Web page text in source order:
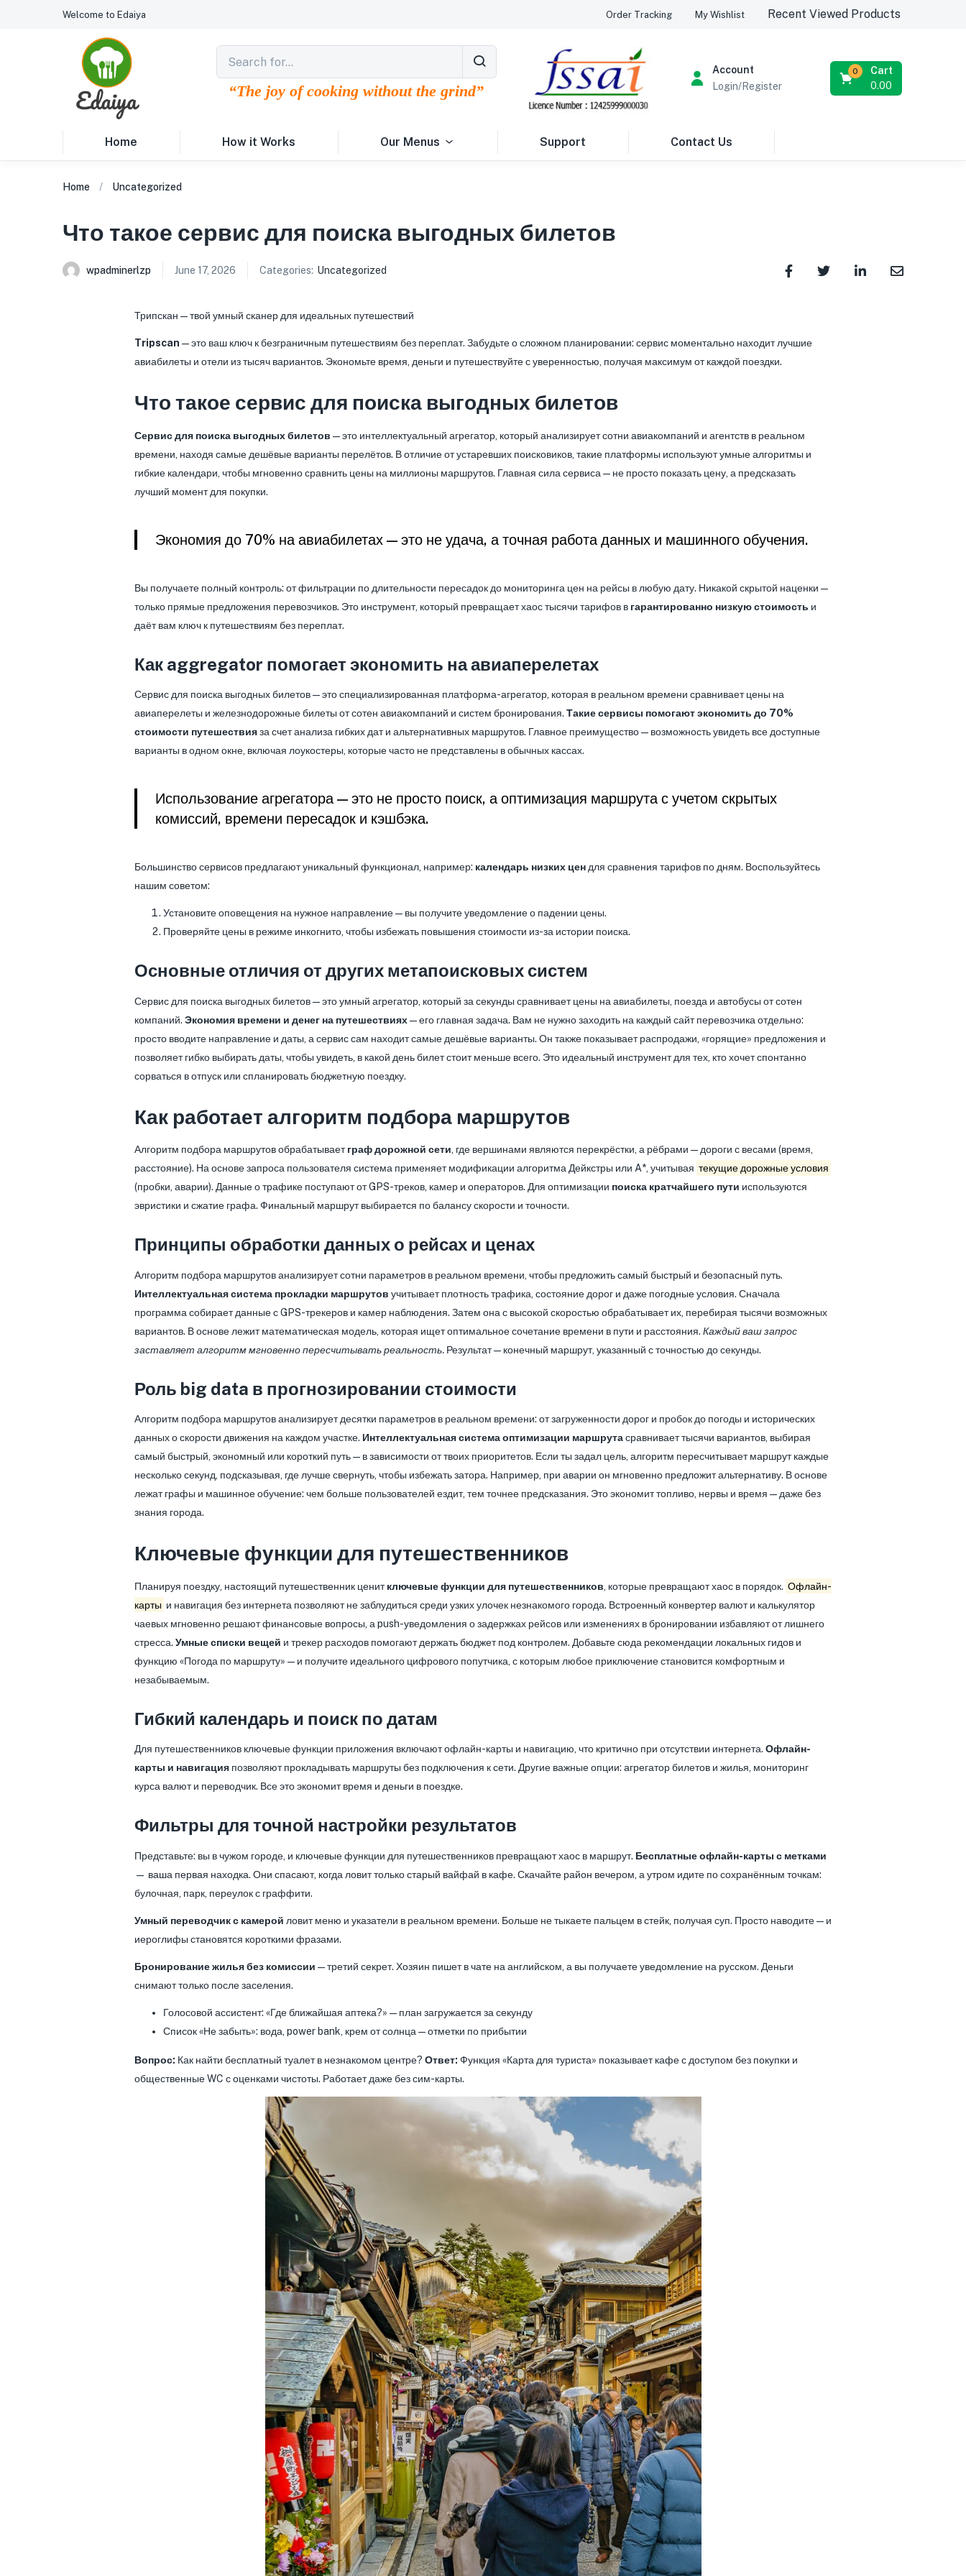
Welcome to Edaiya Order Tracking My Wishlist Recent Viewed Products
“The joy of cooking without the grind”
Account
Login/Register
Cart
0
0.00
Home How it Works Our Menus Support Contact Us
Home Uncategorized
Что такое сервис для поиска выгодных билетов
wpadminerlzp June 17, 2026 Categories: Uncategorized
Трипскан — твой умный сканер для идеальных путешествий
Tripscan — это ваш ключ к безграничным путешествиям без переплат. Забудьте о сложном планировании: сервис моментально находит лучшие
авиабилеты и отели из тысяч вариантов. Экономьте время, деньги и путешествуйте с уверенностью, получая максимум от каждой поездки.
Что такое сервис для поиска выгодных билетов
Сервис для поиска выгодных билетов — это интеллектуальный агрегатор, который анализирует сотни авиакомпаний и агентств в реальном
времени, находя самые дешёвые варианты перелётов. В отличие от устаревших поисковиков, такие платформы используют умные алгоритмы и
гибкие календари, чтобы мгновенно сравнить цены на миллионы маршрутов. Главная сила сервиса — не просто показать цену, а предсказать
лучший момент для покупки.
Экономия до 70% на авиабилетах — это не удача, а точная работа данных и машинного обучения.
Вы получаете полный контроль: от фильтрации по длительности пересадок до мониторинга цен на рейсы в любую дату. Никакой скрытой наценки —
только прямые предложения перевозчиков. Это инструмент, который превращает хаос тысячи тарифов в гарантированно низкую стоимость и
даёт вам ключ к путешествиям без переплат.
Как aggregator помогает экономить на авиаперелетах
Сервис для поиска выгодных билетов — это специализированная платформа-агрегатор, которая в реальном времени сравнивает цены на
авиаперелеты и железнодорожные билеты от сотен авиакомпаний и систем бронирования. Такие сервисы помогают экономить до 70%
стоимости путешествияза счет анализа гибких дат и альтернативных маршрутов. Главное преимущество — возможность увидеть все доступные
варианты в одном окне, включая лоукостеры, которые часто не представлены в обычных кассах.
Использование агрегатора — это не просто поиск, а оптимизация маршрута с учетом скрытых
комиссий, времени пересадок и кэшбэка.
Большинство сервисов предлагают уникальный функционал, например: календарь низких цен для сравнения тарифов по дням. Воспользуйтесь
нашим советом:
Установите оповещения на нужное направление — вы получите уведомление о падении цены.
Проверяйте цены в режиме инкогнито, чтобы избежать повышения стоимости из-за истории поиска.
Основные отличия от других метапоисковых систем
Сервис для поиска выгодных билетов — это умный агрегатор, который за секунды сравнивает цены на авиабилеты, поезда и автобусы от сотен
компаний. Экономия времени и денег на путешествиях— его главная задача. Вам не нужно заходить на каждый сайт перевозчика отдельно:
просто вводите направление и даты, а сервис сам находит самые дешёвые варианты. Он также показывает распродажи, «горящие» предложения и
позволяет гибко выбирать даты, чтобы увидеть, в какой день билет стоит меньше всего. Это идеальный инструмент для тех, кто хочет спонтанно
сорваться в отпуск или спланировать бюджетную поездку.
Как работает алгоритм подбора маршрутов
Алгоритм подбора маршрутов обрабатываетграф дорожной сети , где вершинами являются перекрёстки, а рёбрами — дороги с весами (время,
расстояние). На основе запроса пользователя система применяет модификации алгоритма Дейкстры или A*, учитывая текущие дорожные условия
(пробки, аварии). Данные о трафике поступают от GPS-треков, камер и операторов. Для оптимизации поиска кратчайшего пути используются
эвристики и сжатие графа. Финальный маршрут выбирается по балансу скорости и точности.
Принципы обработки данных о рейсах и ценах
Алгоритм подбора маршрутов анализирует сотни параметров в реальном времени, чтобы предложить самый быстрый и безопасный путь.
Интеллектуальная система прокладки маршрутов учитывает плотность трафика, состояние дорог и даже погодные условия. Сначала
программа собирает данные с GPS-трекеров и камер наблюдения. Затем она с высокой скоростью обрабатывает их, перебирая тысячи возможных
вариантов. В основе лежит математическая модель, которая ищет оптимальное сочетание времени в пути и расстояния. Каждый ваш запрос
заставляет алгоритм мгновенно пересчитывать реальность. Результат — конечный маршрут, указанный с точностью до секунды.
Роль big data в прогнозировании стоимости
Алгоритм подбора маршрутов анализирует десятки параметров в реальном времени: от загруженности дорог и пробок до погоды и исторических
данных о скорости движения на каждом участке. Интеллектуальная система оптимизации маршрутасравнивает тысячи вариантов, выбирая
самый быстрый, экономный или короткий путь — в зависимости от твоих приоритетов. Если ты задал цель, алгоритм пересчитывает маршрут каждые
несколько секунд, подсказывая, где лучше свернуть, чтобы избежать затора. Например, при аварии он мгновенно предложит альтернативу. В основе
лежат графы и машинное обучение: чем больше пользователей ездит, тем точнее предсказания. Это экономит топливо, нервы и время — даже без
знания города.
Ключевые функции для путешественников
Планируя поездку, настоящий путешественник ценитключевые функции для путешественников , которые превращают хаос в порядок. Офлайн-
карты и навигация без интернета позволяют не заблудиться среди узких улочек незнакомого города. Встроенный конвертер валют и калькулятор
чаевых мгновенно решают финансовые вопросы, а push-уведомления о задержках рейсов или изменениях в бронировании избавляют от лишнего
стресса. Умные списки вещей и трекер расходов помогают держать бюджет под контролем. Добавьте сюда рекомендации локальных гидов и
функцию «Погода по маршруту» — и получите идеального цифрового попутчика, с которым любое приключение становится комфортным и
незабываемым.
Гибкий календарь и поиск по датам
Для путешественников ключевые функции приложения включают офлайн-карты и навигацию, что критично при отсутствии интернета. Офлайн-
карты и навигация позволяют прокладывать маршруты без подключения к сети. Другие важные опции: агрегатор билетов и жилья, мониторинг
курса валют и переводчик. Все это экономит время и деньги в поездке.
Фильтры для точной настройки результатов
Представьте: вы в чужом городе, и ключевые функции для путешественников превращают хаос в маршрут. Бесплатные офлайн-карты с метками
— ваша первая находка. Они спасают, когда ловит только старый вайфай в кафе. Скачайте район вечером, а утром идите по сохранённым точкам:
булочная, парк, переулок с граффити.
Умный переводчик с камерой ловит меню и указатели в реальном времени. Больше не тыкаете пальцем в стейк, получая суп. Просто наводите — и
иероглифы становятся короткими фразами.
Бронирование жилья без комиссии — третий секрет. Хозяин пишет в чате на английском, а вы получаете уведомление на русском. Деньги
снимают только после заселения.
Голосовой ассистент: «Где ближайшая аптека?» — план загружается за секунду
Список «Не забыть»: вода, power bank, крем от солнца — отметки по прибытии
Вопрос: Как найти бесплатный туалет в незнакомом центре? Ответ: Функция «Карта для туриста» показывает кафе с доступом без покупки и
общественные WC с оценками чистоты. Работает даже без сим-карты.